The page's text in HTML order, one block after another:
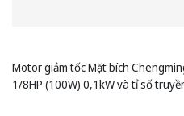
Motor giảm tốc Mặt bích
1/8HP (100W) 0,1kW và tỉ số